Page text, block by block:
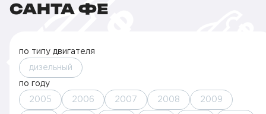
САНТА ФЕ
по типу двигателя
дизельный
по году
2005 2006 2007 2008 2009